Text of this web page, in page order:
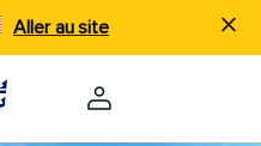
Aller au site